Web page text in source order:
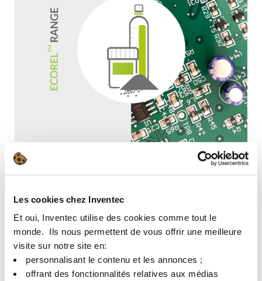
Les cookies chez Inventec
Et oui, Inventec utilise des cookies comme tout le
monde. ​ Ils nous permettent de vous offrir une meilleure
visite sur notre site en:​
personnalisant le contenu et les annonces ;​
offrant des fonctionnalités relatives aux médias
ECOREL HT 301T
Pb93,5Sn5Ag1,5 含铅焊膏
没有干净的打印过程
低空洞和高可靠性